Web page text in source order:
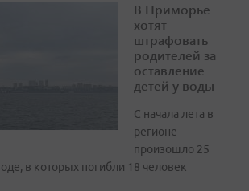
В Приморье
хотят
штрафовать
родителей за
оставление
детей у воды
С начала лета в
регионе
произошло 25
в которых погибли 18 человек